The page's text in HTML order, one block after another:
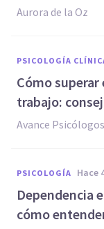
Aurora de la Oz
PSICOLOGÍA
Cómo
trabajo:
Avance Psicólogos
PSICOLOGÍA hace
Dependencia
cómo